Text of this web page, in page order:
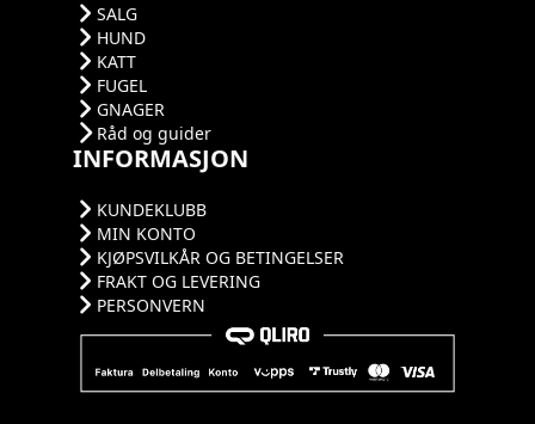
SALG
HUND
KATT
FUGEL
GNAGER
Råd og guider
INFORMASJON
KUNDEKLUBB
MIN KONTO
KJØPSVILKÅR OG BETINGELSER
FRAKT OG LEVERING
PERSONVERN